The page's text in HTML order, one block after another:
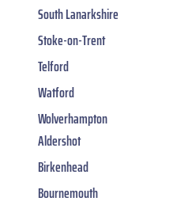
South Lanarkshire
Stoke-on-Trent
Telford
Watford
Wolverhampton
Aldershot
Birkenhead
Bournemouth